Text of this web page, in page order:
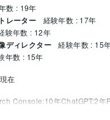
数 : 19年
レーター 経験年数 : 17年
験年数 : 12年
ディレクター 経験年数 : 15
年数 : 15年
在
Console:10年ChatGPT:2年